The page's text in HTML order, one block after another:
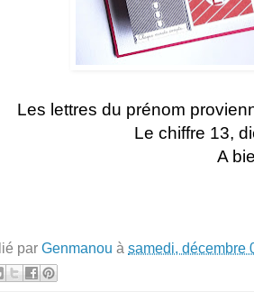
Les lettres du prénom
Le chiffre 13,
A
par Genmanou à samedi, décembre